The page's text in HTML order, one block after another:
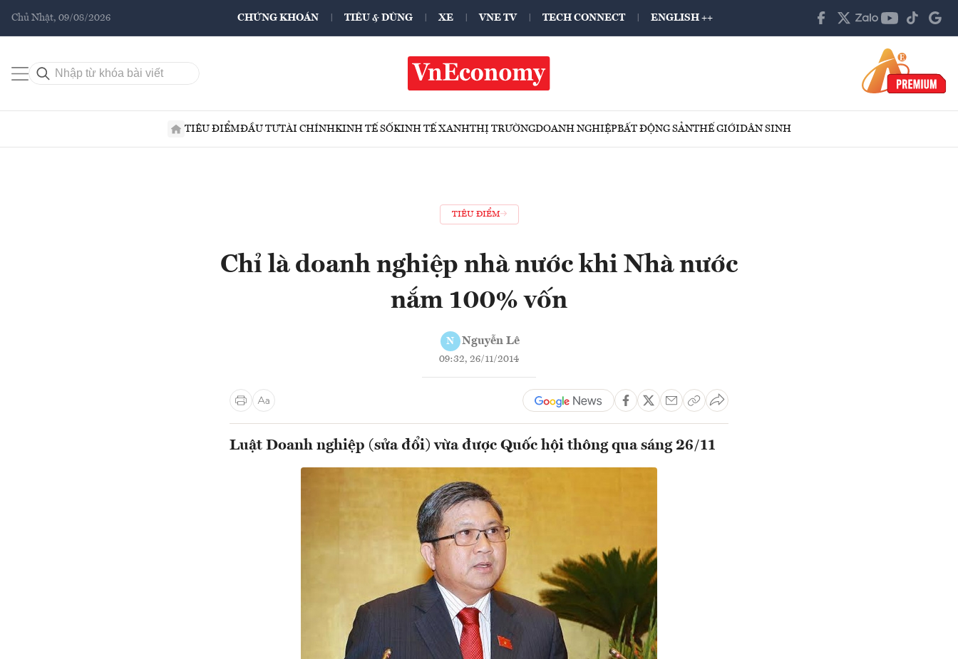
Chủ Nhật, 09/08/2026 CHỨNG KHOÁN TIÊU & DÙNG XE VNE TV TECH CONNECT ENGLISH ++
TIÊU ĐIỂMĐẦU TƯTÀI CHÍNHKINH TẾ SỐKINH TẾ XANHTHỊ TRƯỜNGDOANH NGHIỆPBẤT ĐỘNG SẢNTHẾ GIỚIDÂN SINH
TIÊU ĐIỂM
Chỉ là doanh nghiệp nhà nước khi Nhà nước
nắm 100% vốn
N Nguyễn Lê
09:32, 26/11/2014
Luật Doanh nghiệp (sửa đổi) vừa được Quốc hội thông qua sáng 26/11